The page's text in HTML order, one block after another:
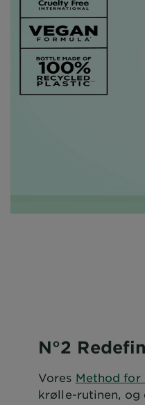
N°2
Vores Method for
krølle-rutinen, og